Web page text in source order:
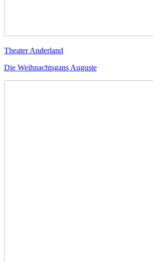
Theater Anderland
Die Weihnachtsgans Auguste